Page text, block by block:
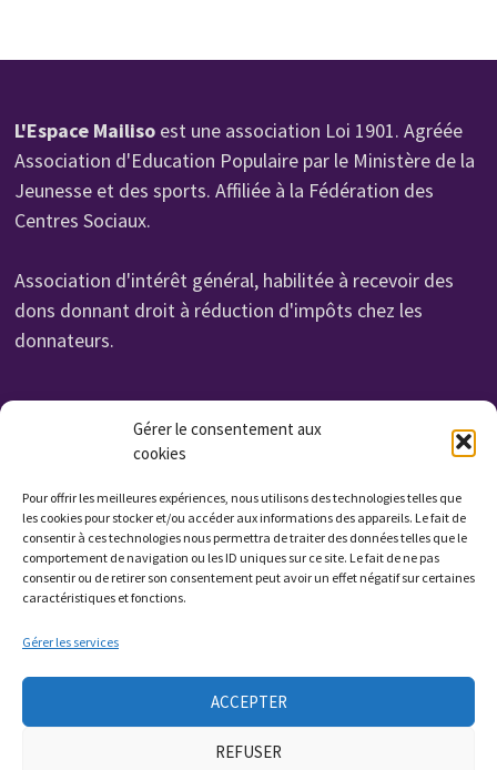
Gérer le consentement aux
cookies
Pour offrir les meilleures expériences, nous utilisons des technologies telles que
les cookies pour stocker et/ou accéder aux informations des appareils. Le fait de
consentir à ces technologies nous permettra de traiter des données telles que le
comportement de navigation ou les ID uniques sur ce site. Le fait de ne pas
consentir ou de retirer son consentement peut avoir un effet négatif sur certaines
caractéristiques et fonctions.
Gérer les services
ACCEPTER
REFUSER
L'Espace Mailiso est une association Loi 1901. Agréée
Association d'Education Populaire par le Ministère de la
Jeunesse et des sports. Affiliée à la Fédération des
Centres Sociaux.
Association d'intérêt général, habilitée à recevoir des
dons donnant droit à réduction d'impôts chez les
donnateurs.
Organisme de Formation N° 232 700 114 27
Cet enregistrement ne vaut pas agrément de l'état.
Non assujettie à la TVA. Affilié UROF
N° SIRET: 323 222 034 000 15
Code APE: 9799Z
Qui sommes nous ?
Contactez nous
Presse